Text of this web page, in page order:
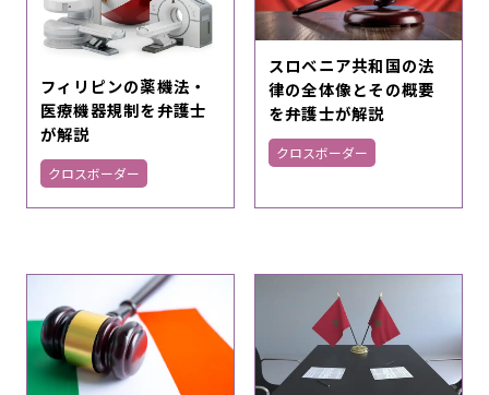
フィリピンの薬機法・
医療機器規制を弁護士
が解説
クロスボーダー
スロベニア共和国の法
律の全体像とその概要
を弁護士が解説
クロスボーダー